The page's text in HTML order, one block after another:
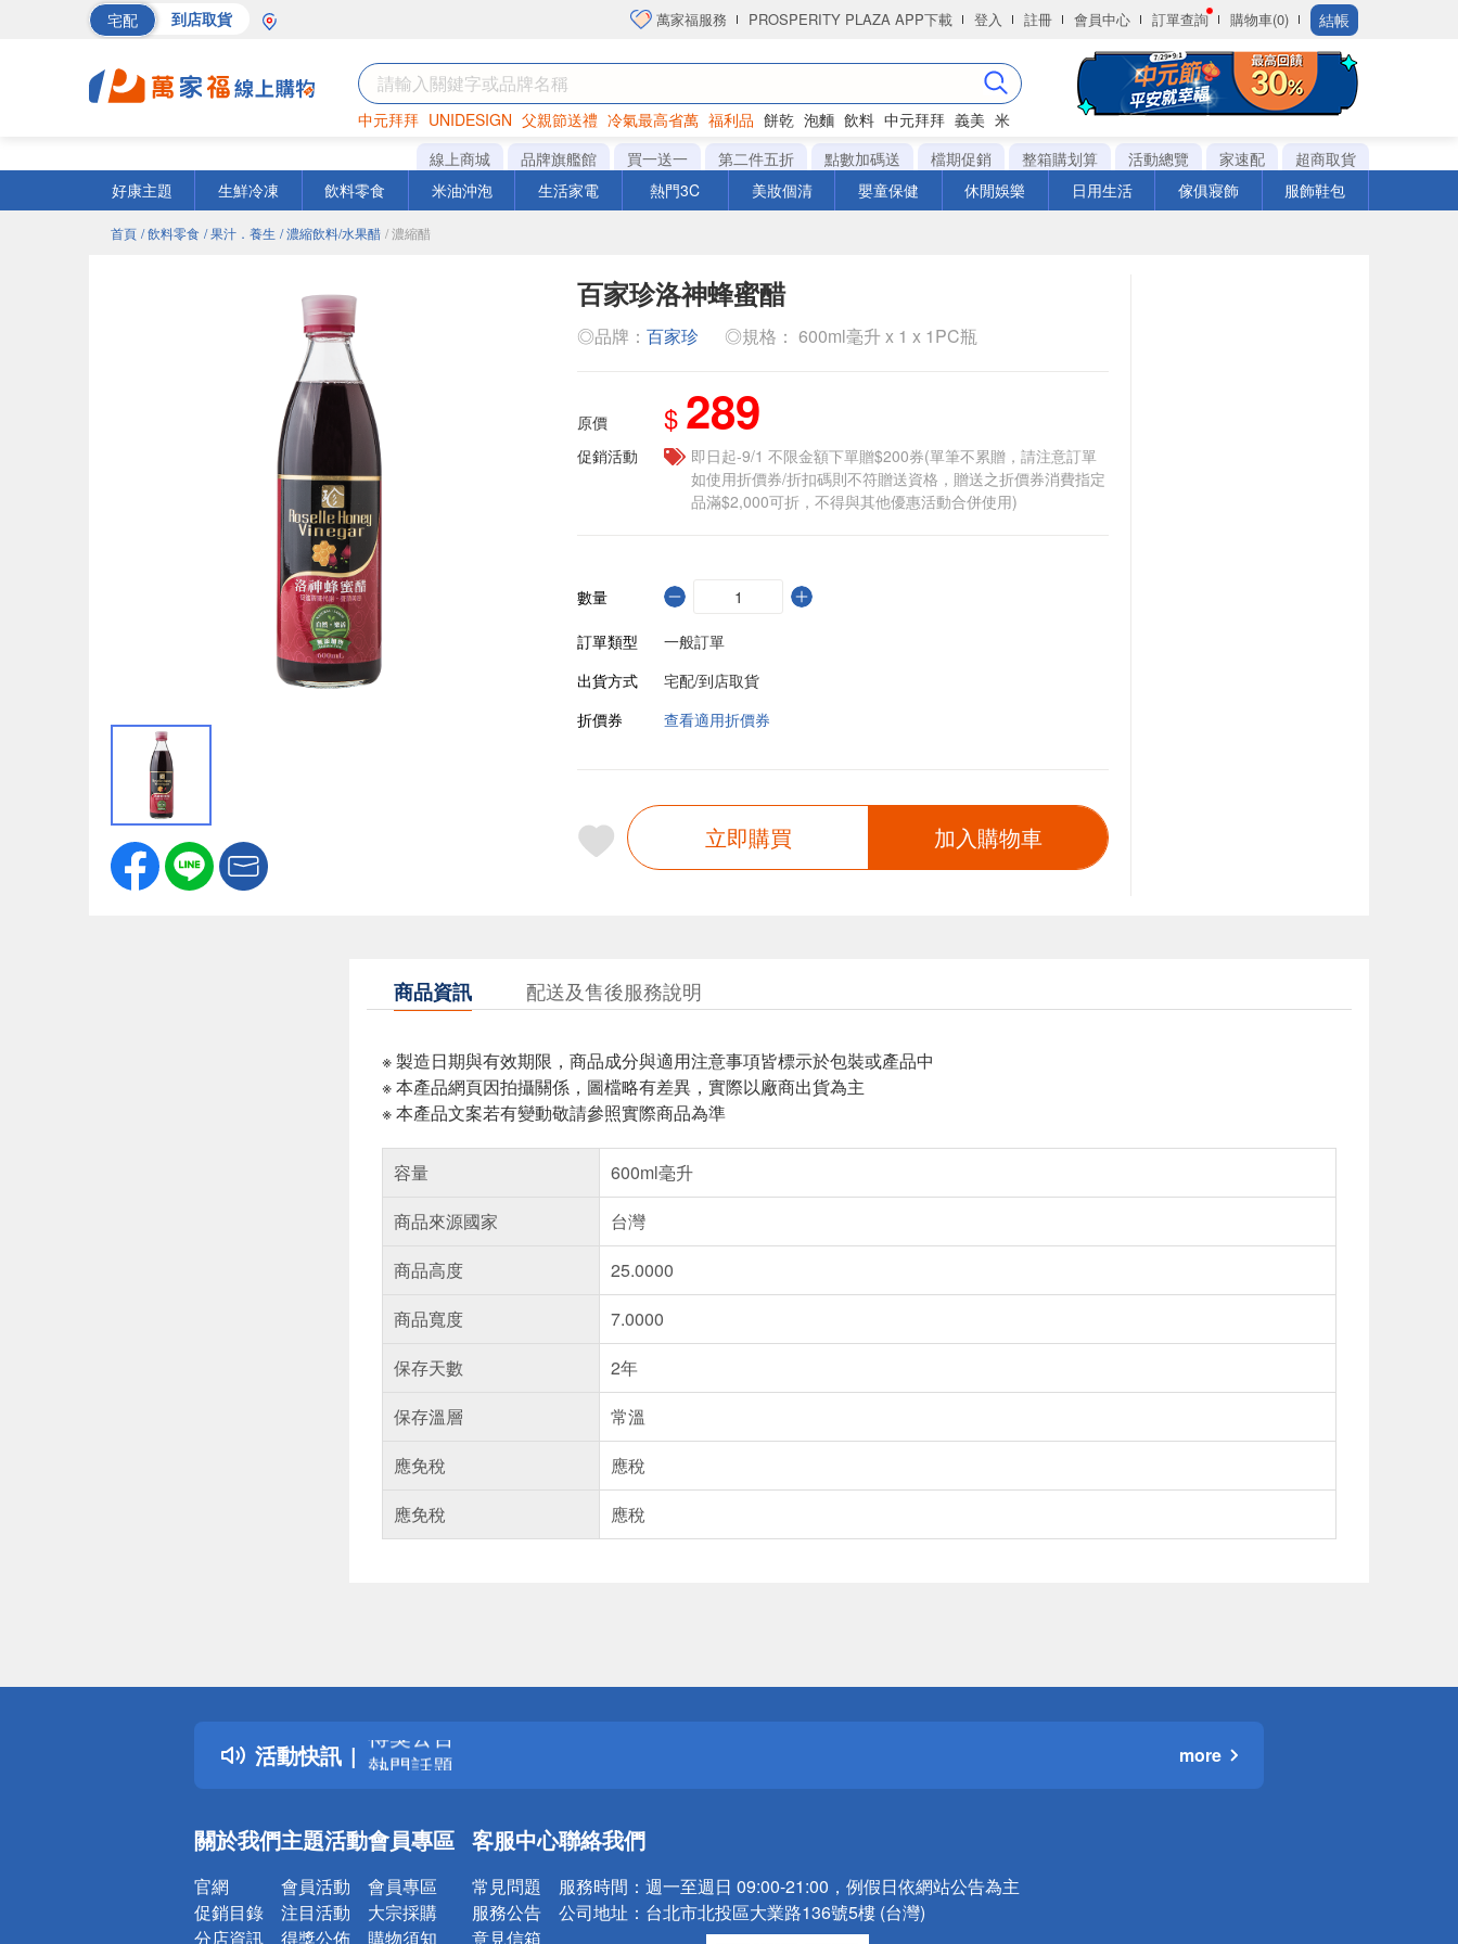
宅配 到店取貨 萬家福服務 PROSPERITY PLAZA APP下載 登入 註冊 會員中心 訂單查詢 購物車(0) 結帳
中元拜拜 UNIDESIGN 父親節送禮 冷氣最高省萬 福利品 餅乾 泡麵 飲料 中元拜拜 義美 米
巧克力 罐頭 衛生紙
線上商城 品牌旗艦館 買一送一 第二件五折 點數加碼送 檔期促銷 整箱購划算 活動總覽 家速配
超商取貨
好康主題
生鮮冷凍 飲料零食 米油沖泡 生活家電 熱門3C 美妝個清 嬰童保健 休閒娛樂 日用生活 傢俱寢飾 服飾鞋包
首頁 / 飲料零食 / 果汁．養生 / 濃縮飲料/水果醋 / 濃縮醋
百家珍洛神蜂蜜醋
◎品牌： 百家珍 ◎規格： 600ml毫升 x 1 x 1PC瓶
原價 $ 289
促銷活動
即日起-9/1 不限金額下單贈$200券(單筆不累贈，請注意訂單
如使用折價券/折扣碼則不符贈送資格，贈送之折價券消費指定
品滿$2,000可折，不得與其他優惠活動合併使用)
數量
訂單類型
一般訂單
出貨方式
宅配/到店取貨
折價券
查看適用折價券
立即購買 加入購物車
商品資訊 配送及售後服務說明
※ 製造日期與有效期限，商品成分與適用注意事項皆標示於包裝或產品中
※ 本產品網頁因拍攝關係，圖檔略有差異，實際以廠商出貨為主
※ 本產品文案若有變動敬請參照實際商品為準
容量
600ml毫升
商品來源國家
台灣
商品高度
25.0000
商品寬度
7.0000
保存天數
2年
保存溫層
常溫
應免稅
應稅
應免稅
應稅
活動快訊
詐騙網頁！請小心！
得獎公告
熱門話題
銀行優惠
詐騙網頁！請小心！
more
關於我們
官網
促銷目錄
分店資訊
主題活動
會員活動
注目活動
得獎公佈
會員專區
會員專區
大宗採購
購物須知
客服中心
常見問題
服務公告
意見信箱
聯絡我們
服務時間： 週一至週日 09:00-21:00，例假日依網站公告為主
公司地址： 台北市北投區大業路136號5樓 (台灣)